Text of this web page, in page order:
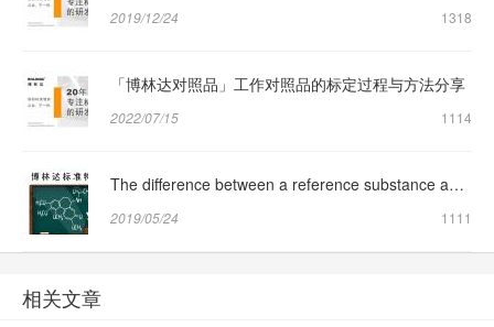
2019/12/24 1318
「博林达对照品」工作对照品的标定过程与方法分享
2022/07/15 1114
The difference between a reference substance and a reference substance
2019/05/24 1111
相关文章